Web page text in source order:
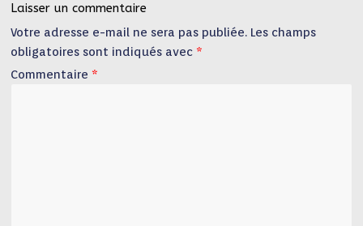
Laisser un commentaire
Votre adresse e-mail ne sera pas publiée. Les champs
obligatoires sont indiqués avec *
Commentaire *